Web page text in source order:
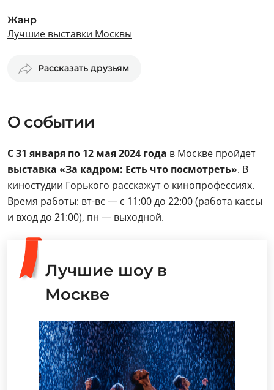
Жанр
Лучшие выставки Москвы
Рассказать друзьям
О событии
С 31 января по 12 мая 2024 года в Москве пройдет
выставка «За кадром: Есть что посмотреть». В
киностудии Горького расскажут о кинопрофессиях.
Время работы: вт-вс — с 11:00 до 22:00 (работа кассы
и вход до 21:00), пн — выходной.
Лучшие шоу в
Москве